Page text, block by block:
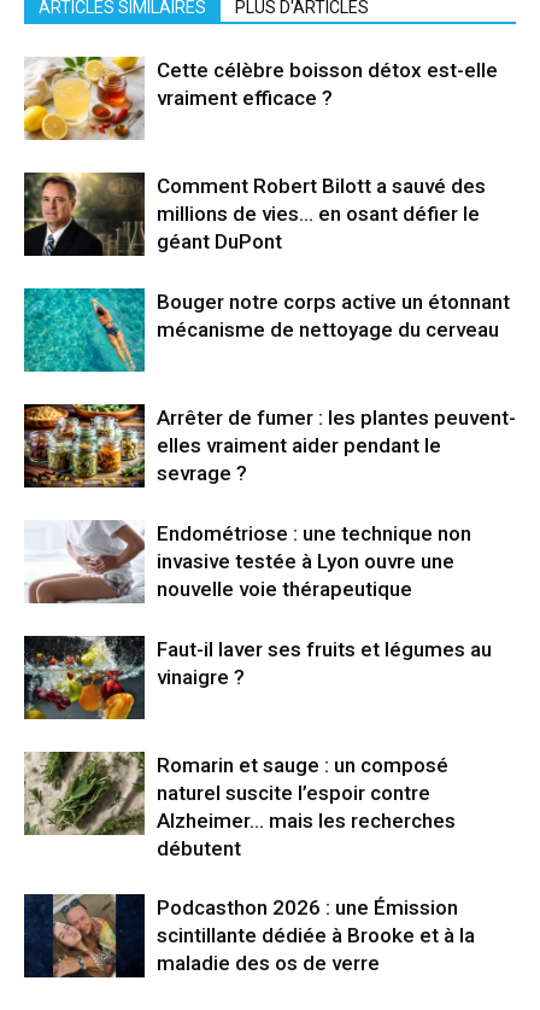
ARTICLES SIMILAIRES PLUS D'ARTICLES
Cette célèbre boisson détox est-elle
vraiment efficace ?
Comment Robert Bilott a sauvé des
millions de vies… en osant défier le
géant DuPont
Bouger notre corps active un étonnant
mécanisme de nettoyage du cerveau
Arrêter de fumer : les plantes peuvent-
elles vraiment aider pendant le
sevrage ?
Endométriose : une technique non
invasive testée à Lyon ouvre une
nouvelle voie thérapeutique
Faut-il laver ses fruits et légumes au
vinaigre ?
Romarin et sauge : un composé
naturel suscite l’espoir contre
Alzheimer… mais les recherches
débutent
Podcasthon 2026 : une Émission
scintillante dédiée à Brooke et à la
maladie des os de verre